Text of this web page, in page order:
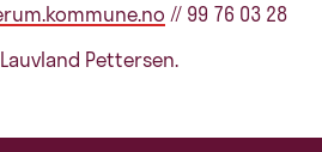
// 99 76 03 28
Pettersen.